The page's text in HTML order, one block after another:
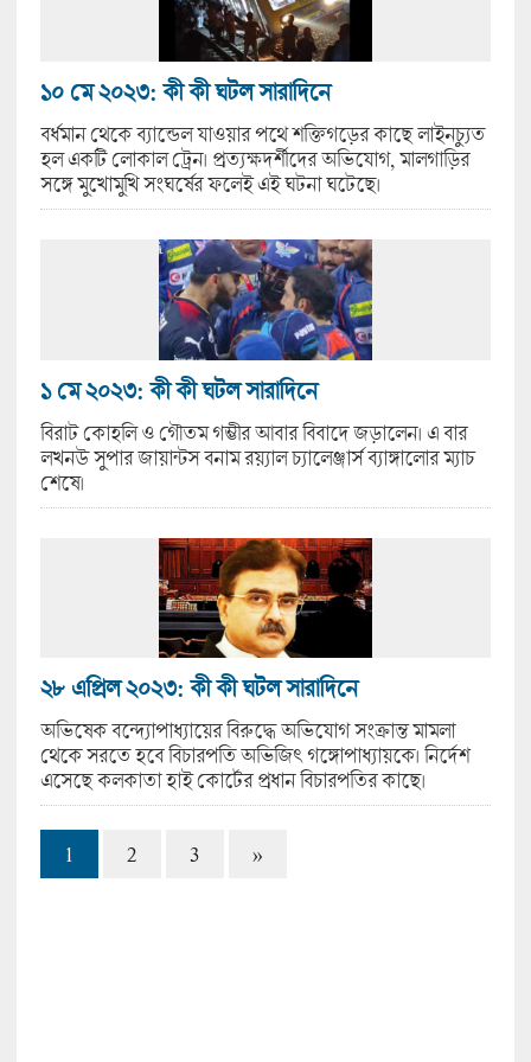
১০ মে ২০২৩: কী কী ঘটল সারাদিনে
বর্ধমান থেকে ব্যান্ডেল যাওয়ার পথে শক্তিগড়ের কাছে লাইনচ্যুত
হল একটি লোকাল ট্রেন। প্রত্যক্ষদর্শীদের অভিযোগ, মালগাড়ির
সঙ্গে মুখোমুখি সংঘর্ষের ফলেই এই ঘটনা ঘটেছে।
১ মে ২০২৩: কী কী ঘটল সারাদিনে
বিরাট কোহলি ও গৌতম গম্ভীর আবার বিবাদে জড়ালেন। এ বার
লখনউ সুপার জায়ান্টস বনাম রয়্যাল চ্যালেঞ্জার্স ব্যাঙ্গালোর ম্যাচ
শেষে।
২৮ এপ্রিল ২০২৩: কী কী ঘটল সারাদিনে
অভিষেক বন্দ্যোপাধ্যায়ের বিরুদ্ধে অভিযোগ সংক্রান্ত মামলা
থেকে সরতে হবে বিচারপতি অভিজিৎ গঙ্গোপাধ্যায়কে। নির্দেশ
এসেছে কলকাতা হাই কোর্টের প্রধান বিচারপতির কাছে।
1 2 3 »